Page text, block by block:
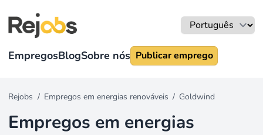
EmpregosBlogSobre nós Publicar emprego
Rejobs / Empregos em energias renováveis / Goldwind
Empregos em energias